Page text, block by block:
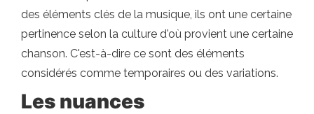
des éléments clés de la musique, ils ont une certaine
pertinence selon la culture d'où provient une certaine
chanson. C'est-à-dire ce sont des éléments
considérés comme temporaires ou des variations.
Les nuances